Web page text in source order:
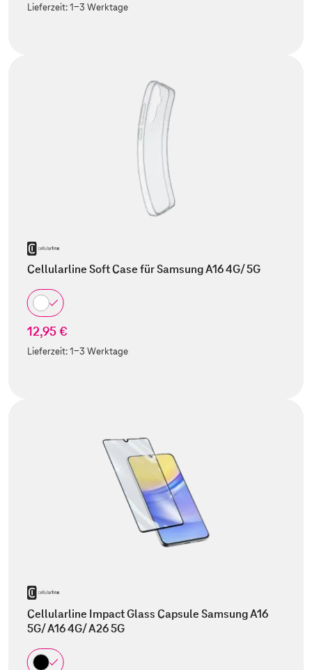
Lieferzeit:1-3 Werktage
Cellularline Soft Case für Samsung A16 4G/ 5G
12,95 €
Lieferzeit:1-3 Werktage
Cellularline Impact Glass Capsule Samsung A16
5G/ A16 4G/ A26 5G